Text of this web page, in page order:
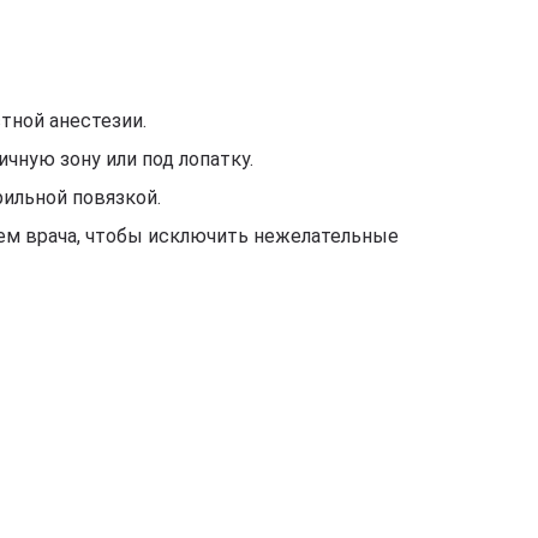
анестезии.
зону или под лопатку.
повязкой.
врача, чтобы исключить нежелательные